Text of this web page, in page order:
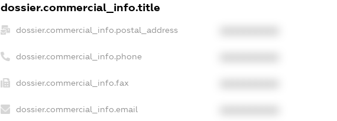
dossier.commercial_info.title
dossier.commercial_info.postal_address
dossier.commercial_info.phone
dossier.commercial_info.fax
dossier.commercial_info.email